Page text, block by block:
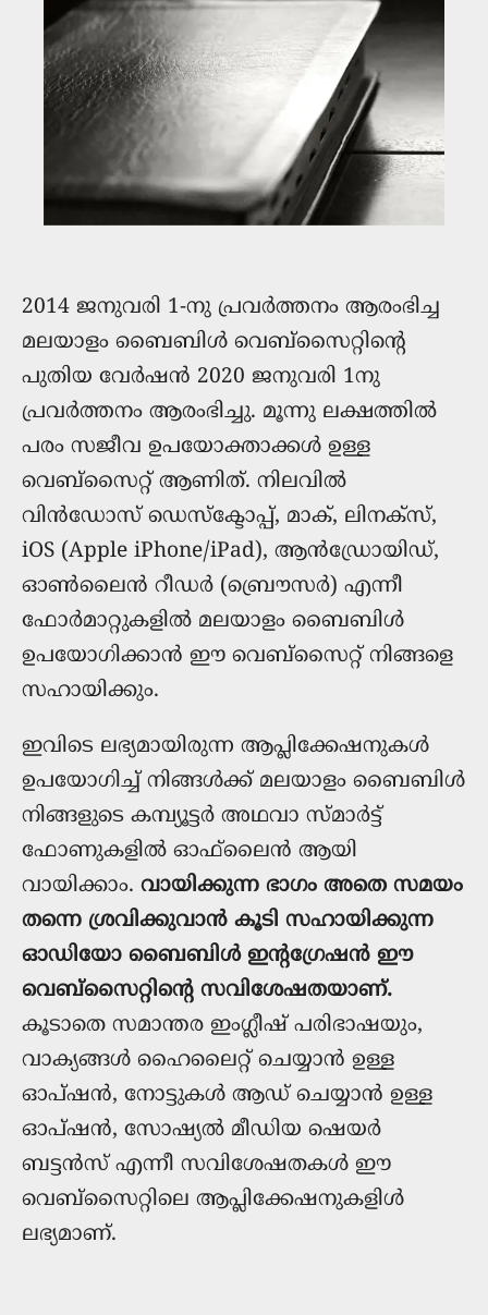
2014 ജനുവരി 1-നു പ്രവര്‍ത്തനം ആരംഭിച്ച
മലയാളം ബൈബിൾ വെബ്സൈറ്റിന്റെ
പുതിയ വേർഷൻ 2020 ജനുവരി 1നു
പ്രവർത്തനം ആരംഭിച്ചു. മൂന്നു ലക്ഷത്തിൽ
പരം സജീവ ഉപയോക്താക്കൾ ഉള്ള
വെബ്സൈറ്റ് ആണിത്. നിലവില്‍
വിന്‍ഡോസ്‌ ഡെസ്ക്ടോപ്പ്, മാക്, ലിനക്സ്,
iOS (Apple iPhone/iPad), ആന്‍ഡ്രോയിഡ്,
ഓണ്‍ലൈന്‍ റീഡര്‍ (ബ്രൌസര്‍) എന്നീ
ഫോര്‍മാറ്റുകളില്‍ മലയാളം ബൈബിൾ
ഉപയോഗിക്കാൻ ഈ വെബ്സൈറ്റ് നിങ്ങളെ
സഹായിക്കും.
ഇവിടെ ലഭ്യമായിരുന്ന ആപ്ലിക്കേഷനുകൾ
ഉപയോഗിച്ച് നിങ്ങൾക്ക് മലയാളം ബൈബിള്‍
നിങ്ങളുടെ കമ്പ്യൂട്ടര്‍ അഥവാ സ്മാര്‍ട്ട്‌
ഫോണുകളില്‍ ഓഫ്‌ലൈന്‍ ആയി
വായിക്കാം. വായിക്കുന്ന ഭാഗം അതെ സമയം
തന്നെ ശ്രവിക്കുവാൻ കൂടി സഹായിക്കുന്ന
ഓഡിയോ ബൈബിൾ ഇന്റഗ്രേഷൻ ഈ
വെബ്സൈറ്റിന്റെ സവിശേഷതയാണ്.
കൂടാതെ സമാന്തര ഇംഗ്ലീഷ് പരിഭാഷയും,
വാക്യങ്ങള്‍ ഹൈലൈറ്റ് ചെയ്യാന്‍ ഉള്ള
ഓപ്ഷന്‍, നോട്ടുകള്‍ ആഡ് ചെയ്യാന്‍ ഉള്ള
ഓപ്ഷന്‍, സോഷ്യല്‍ മീഡിയ ഷെയര്‍
ബട്ടന്‍സ് എന്നീ സവിശേഷതകള്‍ ഈ
വെബ്‌സൈറ്റിലെ ആപ്ലിക്കേഷനുകളിൾ
ലഭ്യമാണ്.